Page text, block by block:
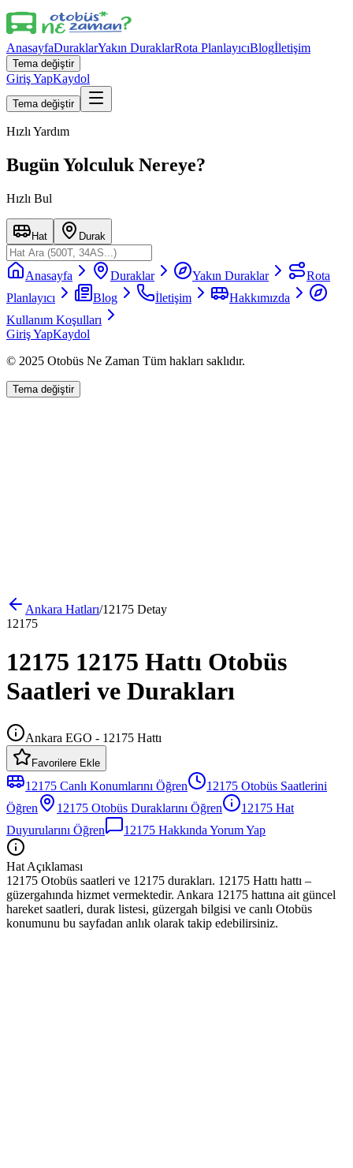
AnasayfaDuraklarYakın DuraklarRota PlanlayıcıBlogİletişim
Tema değiştir
Giriş YapKaydol
Tema değiştir
Hızlı Yardım
Bugün Yolculuk Nereye?
Hızlı Bul
Hat Durak
Anasayfa Duraklar Yakın Duraklar
Rota
Planlayıcı
Blog İletişim
Hakkımızda
Kullanım Koşulları
Giriş YapKaydol
© 2025 Otobüs Ne Zaman Tüm hakları saklıdır.
Tema değiştir
Ankara Hatları/12175 Detay
12175
12175 12175 Hattı Otobüs
Saatleri ve Durakları
Ankara EGO - 12175 Hattı
Favorilere Ekle
12175 Canlı Konumlarını Öğren 12175 Otobüs Saatlerini
Öğren
12175 Otobüs Duraklarını Öğren 12175 Hat
Duyurularını Öğren
12175 Hakkında Yorum Yap
Hat Açıklaması
12175 Otobüs saatleri ve 12175 durakları. 12175 Hattı hattı –
güzergahında hizmet vermektedir. Ankara 12175 hattına ait güncel
hareket saatleri, durak listesi, güzergah bilgisi ve canlı Otobüs
konumunu bu sayfadan anlık olarak takip edebilirsiniz.